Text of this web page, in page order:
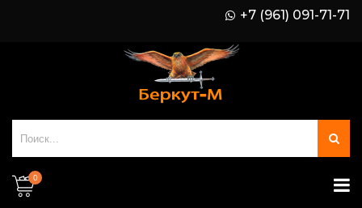
+7 (961) 091-71-71
0